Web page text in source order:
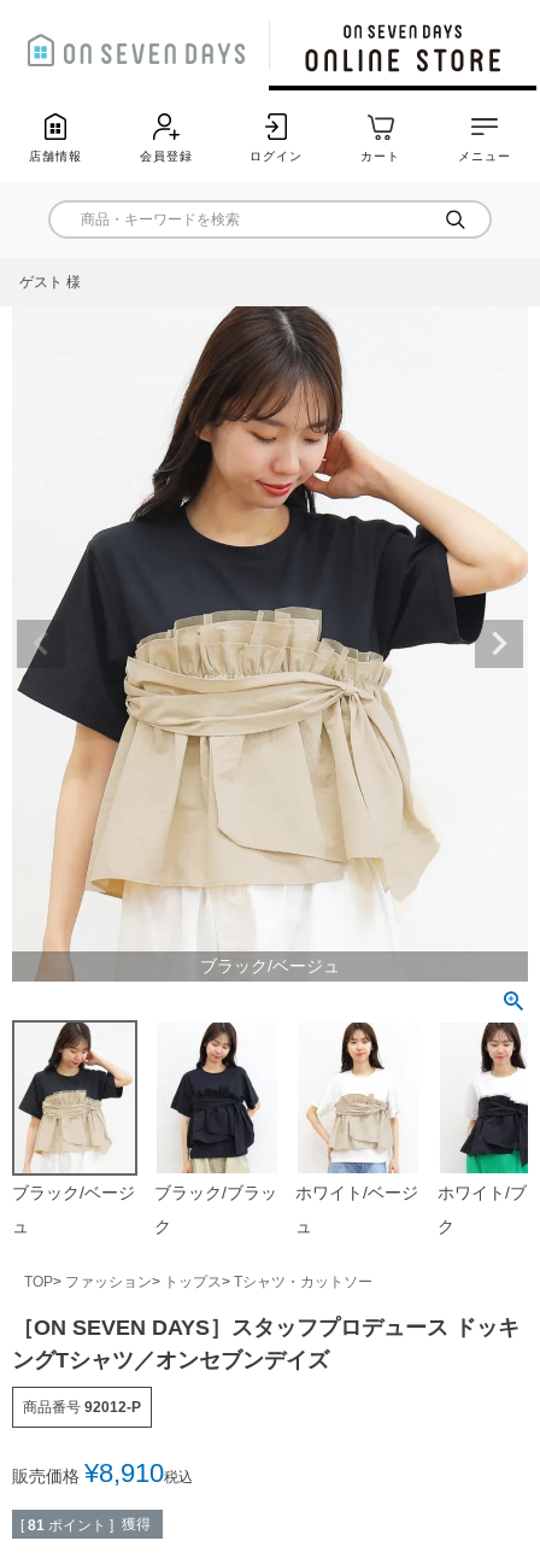
店舗情報 会員登録 ログイン カート メニュー
ゲスト 様
ブラック/ベージュ
ブラック/ベージ
ュ
ブラック/ブラッ
ク
ホワイト/ベージ
ュ
ホワイト/ブ
ク
TOP ファッション トップス Tシャツ・カットソー
［ON SEVEN DAYS］スタッフプロデュース ドッキ
ングTシャツ／オンセブンデイズ
商品番号 92012-P
販売価格 ¥8,910税込
[ 81 ポイント ] 獲得